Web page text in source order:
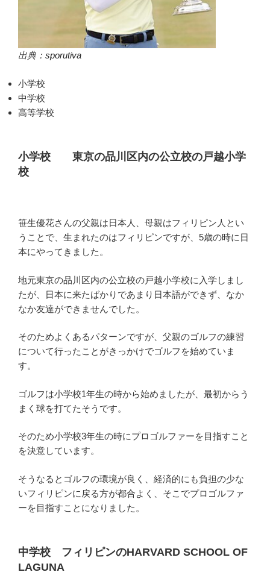
出典： sporutiva
小学校
中学校
高等学校
小学校 東京の品川区内の公立校の戸越小学
校
笹生優花さんの父親は日本人、母親はフィリピン人とい
うことで、生まれたのはフィリピンですが、5歳の時に日
本にやってきました。
地元東京の品川区内の公立校の戸越小学校に入学しまし
たが、日本に来たばかりであまり日本語ができず、なか
なか友達ができませんでした。
そのためよくあるパターンですが、父親のゴルフの練習
について行ったことがきっかけでゴルフを始めていま
す。
ゴルフは小学校1年生の時から始めましたが、最初からう
まく球を打てたそうです。
そのため小学校3年生の時にプロゴルファーを目指すこと
を決意しています。
そうなるとゴルフの環境が良く、経済的にも負担の少な
いフィリピンに戻る方が都合よく、そこでプロゴルファ
ーを目指すことになりました。
中学校 フィリピンのHARVARD SCHOOL OF
LAGUNA